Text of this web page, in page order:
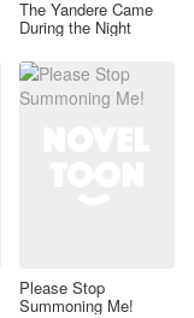
The Yandere Came
During the Night
Please Stop
Summoning Me!